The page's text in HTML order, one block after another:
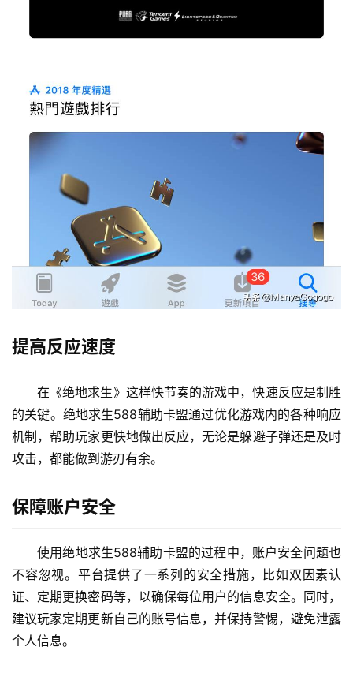
提高反应速度
在《绝地求生》这样快节奏的游戏中，快速反应是制胜
的关键。绝地求生588辅助卡盟通过优化游戏内的各种响应
机制，帮助玩家更快地做出反应，无论是躲避子弹还是及时
攻击，都能做到游刃有余。
保障账户安全
使用绝地求生588辅助卡盟的过程中，账户安全问题也
不容忽视。平台提供了一系列的安全措施，比如双因素认
证、定期更换密码等，以确保每位用户的信息安全。同时，
建议玩家定期更新自己的账号信息，并保持警惕，避免泄露
个人信息。